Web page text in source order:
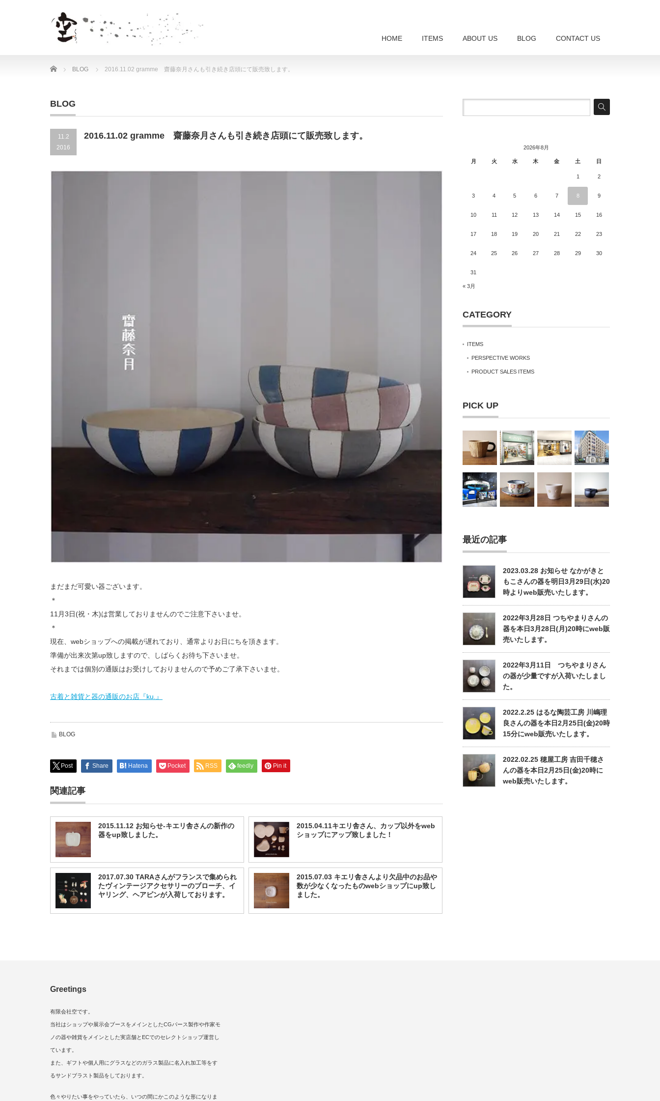
HOME ITEMS ABOUT US BLOG CONTACT US
Home BLOG 2016.11.02 gramme 齋藤奈月さんも引き続き店頭にて販売致します。
BLOG
11.2
2016
2016.11.02 gramme 齋藤奈月さんも引き続き店頭にて販売致します。
まだまだ可愛い器ございます。
＊
11月3日(祝・木)は営業しておりませんのでご注意下さいませ。
＊
現在、webショップへの掲載が遅れており、通常よりお日にちを頂きます。
準備が出来次第up致しますので、しばらくお待ち下さいませ。
それまでは個別の通販はお受けしておりませんので予めご了承下さいませ。
古着と雑貨と器の通販のお店『ku.』
BLOG
Post Share Hatena Pocket RSS feedly Pin it
関連記事
2015.11.12 お知らせ-キエリ舎さんの新作の
器をup致しました。
2015.04.11キエリ舎さん、カップ以外をweb
ショップにアップ致しました！
2017.07.30 TARAさんがフランスで集められ
たヴィンテージアクセサリーのブローチ、イ
ヤリング、ヘアピンが入荷しております。
2015.07.03 キエリ舎さんより欠品中のお品や
数が少なくなったものwebショップにup致し
ました。
2026年8月
月 火 水 木 金 土 日
1 2
3 4 5 6 7 8 9
10 11 12 13 14 15 16
17 18 19 20 21 22 23
24 25 26 27 28 29 30
31
« 3月
CATEGORY
ITEMS
PERSPECTIVE WORKS
PRODUCT SALES ITEMS
PICK UP
最近の記事
2023.03.28 お知らせ なかがきと
もこさんの器を明日3月29日(水)20
時よりweb販売いたします。
2022年3月28日 つちやまりさんの
器を本日3月28日(月)20時にweb販
売いたします。
2022年3月11日 つちやまりさん
の器が少量ですが入荷いたしまし
た。
2022.2.25 はるな陶芸工房 川嶋理
良さんの器を本日2月25日(金)20時
15分にweb販売いたします。
2022.02.25 穂屋工房 吉田千穂さ
んの器を本日2月25日(金)20時に
web販売いたします。
Greetings
有限会社空です。
当社はショップや展示会ブースをメインとしたCGパース製作や作家モ
ノの器や雑貨をメインとした実店舗とECでのセレクトショップ運営し
ています。
また、ギフトや個人用にグラスなどのガラス製品に名入れ加工等をす
るサンドブラスト製品をしております。
色々やりたい事をやっていたら、いつの間にかこのような形になりま